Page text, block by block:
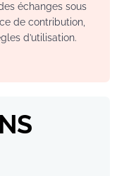
échanges sous
de contribution,
d’utilisation.